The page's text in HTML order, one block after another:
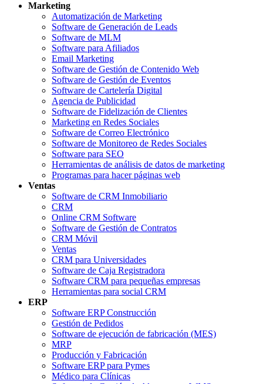
Marketing
Automatización de Marketing
Software de Generación de Leads
Software de MLM
Software para Afiliados
Email Marketing
Software de Gestión de Contenido Web
Software de Gestión de Eventos
Software de Cartelería Digital
Agencia de Publicidad
Software de Fidelización de Clientes
Marketing en Redes Sociales
Software de Correo Electrónico
Software de Monitoreo de Redes Sociales
Software para SEO
Herramientas de análisis de datos de marketing
Programas para hacer páginas web
Ventas
Software de CRM Inmobiliario
CRM
Online CRM Software
Software de Gestión de Contratos
CRM Móvil
Ventas
CRM para Universidades
Software de Caja Registradora
Software CRM para pequeñas empresas
Herramientas para social CRM
ERP
Software ERP Construcción
Gestión de Pedidos
Software de ejecución de fabricación (MES)
MRP
Producción y Fabricación
Software ERP para Pymes
Médico para Clínicas